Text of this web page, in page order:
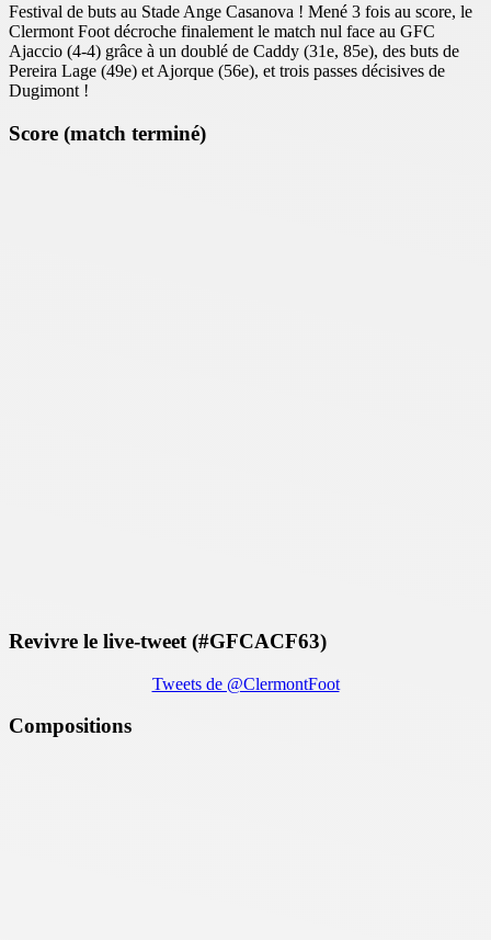
Festival de buts au Stade Ange Casanova ! Mené 3 fois au score, le
Clermont Foot décroche finalement le match nul face au GFC
Ajaccio (4-4) grâce à un doublé de Caddy (31e, 85e), des buts de
Pereira Lage (49e) et Ajorque (56e), et trois passes décisives de
Dugimont !
Score (match terminé)
Revivre le live-tweet (#GFCACF63)
Tweets de @ClermontFoot
Compositions